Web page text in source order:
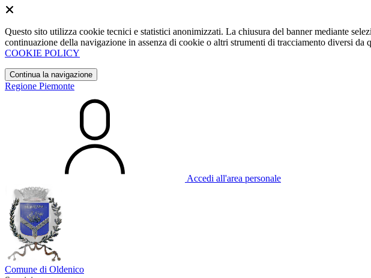
Questo sito utilizza cookie tecnici e statistici anonimizzati. La chiusura del banner mediante
continuazione della navigazione in assenza di cookie o altri strumenti di tracciamento diversi da
COOKIE POLICY
Continua la navigazione
Regione Piemonte
Accedi all'area personale
Comune di Oldenico